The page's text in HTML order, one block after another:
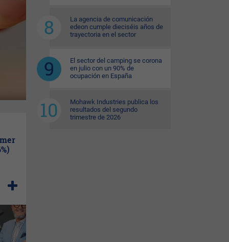
La agencia de comunicación
edeon cumple dieciséis años de
trayectoria en el sector
El sector del camping se corona
en julio con un 90% de
ocupación en España
Mohawk Industries publica los
resultados del segundo
trimestre de 2026